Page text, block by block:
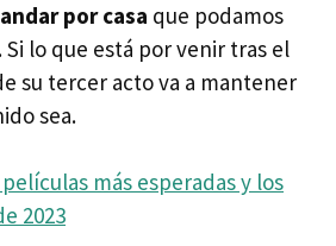
por casa que podamos
Si lo que está por venir tras el
su tercer acto va a mantener
sea.
películas más esperadas y los
2023